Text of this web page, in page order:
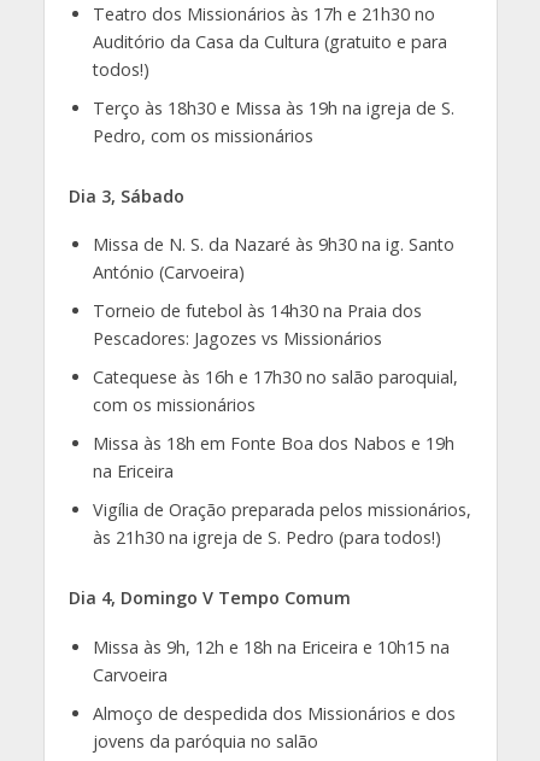
Teatro dos Missionários às 17h e 21h30 no
Auditório da Casa da Cultura (gratuito e para
todos!)
Terço às 18h30 e Missa às 19h na igreja de S.
Pedro, com os missionários
Dia 3, Sábado
Missa de N. S. da Nazaré às 9h30 na ig. Santo
António (Carvoeira)
Torneio de futebol às 14h30 na Praia dos
Pescadores: Jagozes vs Missionários
Catequese às 16h e 17h30 no salão paroquial,
com os missionários
Missa às 18h em Fonte Boa dos Nabos e 19h
na Ericeira
Vigília de Oração preparada pelos missionários,
às 21h30 na igreja de S. Pedro (para todos!)
Dia 4, Domingo V Tempo Comum
Missa às 9h, 12h e 18h na Ericeira e 10h15 na
Carvoeira
Almoço de despedida dos Missionários e dos
jovens da paróquia no salão